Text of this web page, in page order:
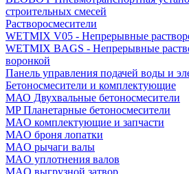
строительных смесей
Растворосмесители
WETMIX V05 - Непрерывные
WETMIX BAGS - Непрерывные
воронкой
Панель управления подачей воды и
Бетоносмесители и комплектующие
МАО Двухвальные бетоносмесители
MP Планетарные бетоносмесители
MAO комплектующие и запчасти
MAO броня лопатки
MAO рычаги валы
MAO уплотнения валов
MAO выгрузной затвор